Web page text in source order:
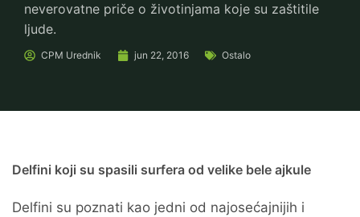
neverovatne priče o životinjama koje su zaštitile
ljude.
CPM Urednik jun 22, 2016 Ostalo
Delfini koji su spasili surfera od velike bele ajkule
Delfini su poznati kao jedni od najosećajnijih i